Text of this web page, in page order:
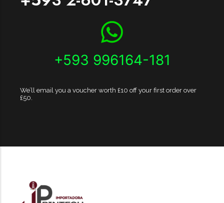
+593 996164-181
We’ll email you a voucher worth £10 off your first order over
£50.